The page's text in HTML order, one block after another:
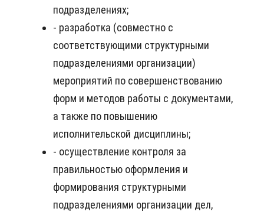
подразделениях;
- разработка (совместно с
соответствующими структурными
подразделениями организации)
мероприятий по совершенствованию
форм и методов работы с документами,
а также по повышению
исполнительской дисциплины;
- осуществление контроля за
правильностью оформления и
формирования структурными
подразделениями организации дел,